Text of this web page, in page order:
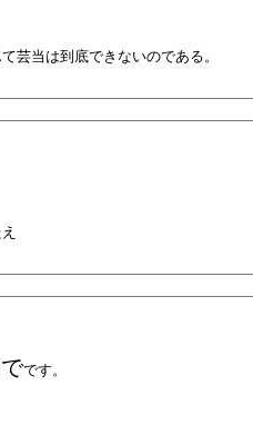
芸当は到底できないのである。
です。